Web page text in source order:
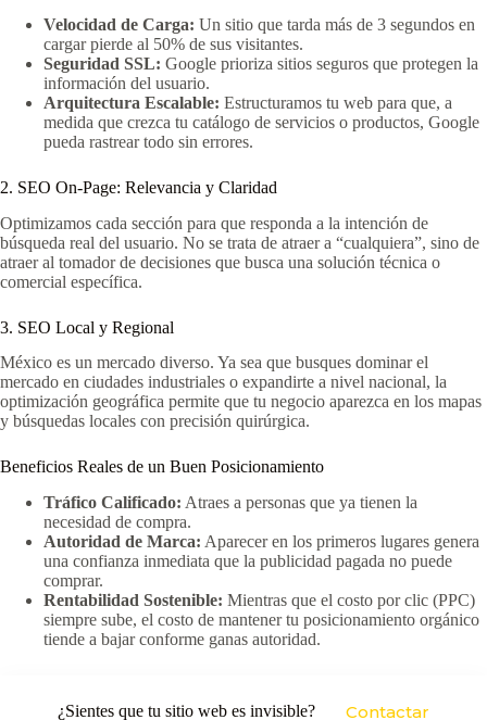
Velocidad de Carga: Un sitio que tarda más de 3 segundos en
cargar pierde al 50% de sus visitantes.
Seguridad SSL: Google prioriza sitios seguros que protegen la
información del usuario.
Arquitectura Escalable: Estructuramos tu web para que, a
medida que crezca tu catálogo de servicios o productos, Google
pueda rastrear todo sin errores.
2. SEO On-Page: Relevancia y Claridad
Optimizamos cada sección para que responda a la intención de
búsqueda real del usuario. No se trata de atraer a “cualquiera”, sino de
atraer al tomador de decisiones que busca una solución técnica o
comercial específica.
3. SEO Local y Regional
México es un mercado diverso. Ya sea que busques dominar el
mercado en ciudades industriales o expandirte a nivel nacional, la
optimización geográfica permite que tu negocio aparezca en los mapas
y búsquedas locales con precisión quirúrgica.
Beneficios Reales de un Buen Posicionamiento
Tráfico Calificado: Atraes a personas que ya tienen la
necesidad de compra.
Autoridad de Marca: Aparecer en los primeros lugares genera
una confianza inmediata que la publicidad pagada no puede
comprar.
Rentabilidad Sostenible: Mientras que el costo por clic (PPC)
siempre sube, el costo de mantener tu posicionamiento orgánico
tiende a bajar conforme ganas autoridad.
¿Sientes que tu sitio web es invisible? Contactar